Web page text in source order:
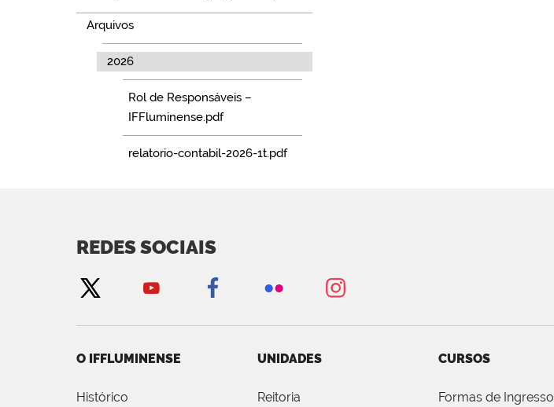
Arquivos
2026
Rol de Responsáveis –
IFFluminense.pdf
relatorio-contabil-2026-1t.pdf
REDES SOCIAIS
O IFFLUMINENSE
Histórico
UNIDADES
Reitoria
CURSOS
Formas de Ingresso